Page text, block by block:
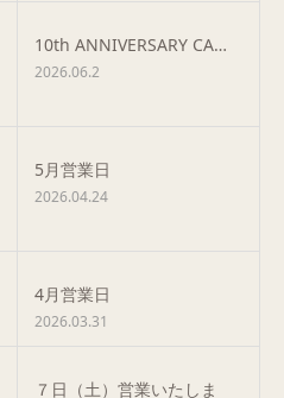
10th ANNIVERSARY CA…
2026.06.2
5月営業日
2026.04.24
4月営業日
2026.03.31
７日（土）営業いたしま